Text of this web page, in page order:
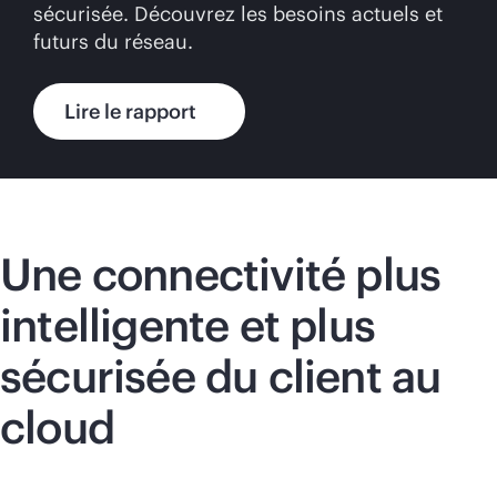
sécurisée. Découvrez les besoins actuels et
futurs du réseau.
Lire le rapport
Une connectivité plus
intelligente et plus
sécurisée du client au
cloud